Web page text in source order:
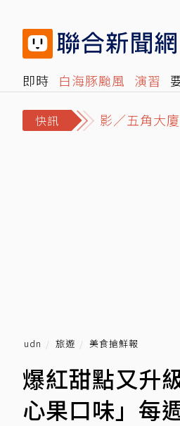
即時 白海豚颱風 演習
快訊
影／五角大
MLB／史庫
udn 旅遊 美食搶鮮報
爆紅甜點又升
心果口味」每